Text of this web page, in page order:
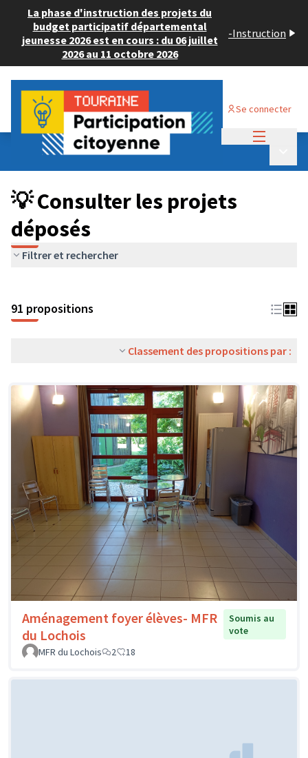
La phase d'instruction des projets du
budget participatif départemental
jeunesse 2026 est en cours : du 06 juillet
2026 au 11 octobre 2026
-Instruction
Se connecter
Budget Participatif JEUNESSE 2024
💡 Consulter les projets déposés
💡 Consulter les projets
déposés
Filtrer et rechercher
91 propositions
Classement des propositions par :
Aménagement foyer élèves- MFR
du Lochois
Soumis au
vote
MFR du Lochois
2 18